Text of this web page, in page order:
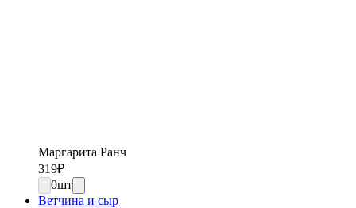
Маргарита Ранч
319₽
0шт
Ветчина и сыр